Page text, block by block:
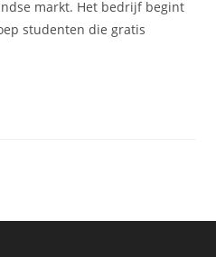
markt. Het bedrijf begint
studenten die gratis